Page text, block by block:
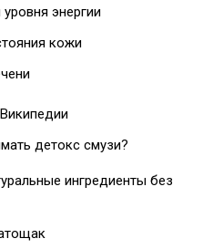
энергии
кожи
детокс смузи?
ингредиенты без